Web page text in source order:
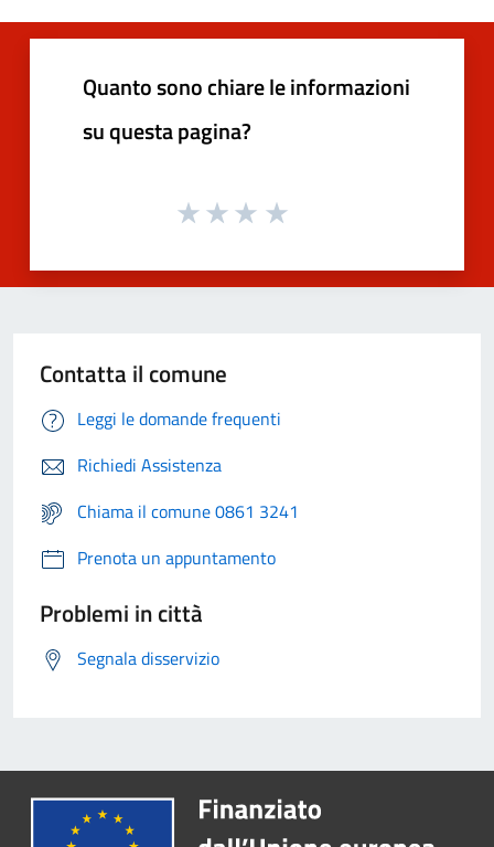
Quanto sono chiare le informazioni
su questa pagina?
Contatta il comune
Leggi le domande frequenti
Richiedi Assistenza
Chiama il comune 0861 3241
Prenota un appuntamento
Problemi in città
Segnala disservizio